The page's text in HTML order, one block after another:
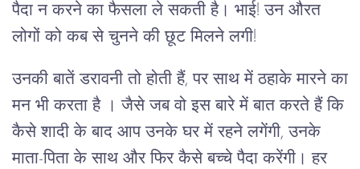
पैदा न करने का फैसला ले सकती है। भाई! उन औरत
लोगों को कब से चुनने की छूट मिलने लगी!
उनकी बातें डरावनी तो होती हैं, पर साथ में ठहाके मारने का
मन भी करता है । जैसे जब वो इस बारे में बात करते हैं कि
कैसे शादी के बाद आप उनके घर में रहने लगेंगी, उनके
माता-पिता के साथ और फिर कैसे बच्चे पैदा करेंगी। हर